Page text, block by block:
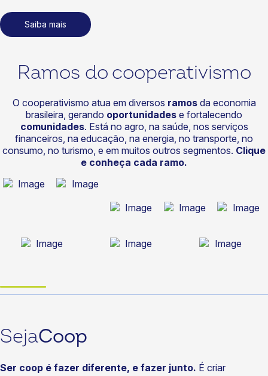
Saiba mais
Ramos do cooperativismo
O cooperativismo atua em diversos ramosda economia
brasileira, gerando oportunidades e fortalecendo
comunidades. Está no agro, na saúde, nos serviços
financeiros, na educação, na energia, no transporte, no
consumo, no turismo, e em muitos outros segmentos. Clique
e conheça cada ramo.
SejaCoop
Ser coop é fazer diferente, e fazer junto. É criar